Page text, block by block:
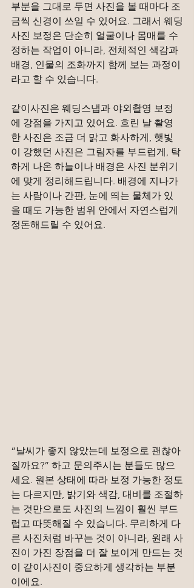
부분을 그대로 두면 사진을 볼 때마다 조
금씩 신경이 쓰일 수 있어요. 그래서 웨딩
사진 보정은 단순히 얼굴이나 몸매를 수
정하는 작업이 아니라, 전체적인 색감과
배경, 인물의 조화까지 함께 보는 과정이
라고 할 수 있습니다.
같이사진은 웨딩스냅과 야외촬영 보정
에 강점을 가지고 있어요. 흐린 날 촬영
한 사진은 조금 더 맑고 화사하게, 햇빛
이 강했던 사진은 그림자를 부드럽게, 탁
하게 나온 하늘이나 배경은 사진 분위기
에 맞게 정리해드립니다. 배경에 지나가
는 사람이나 간판, 눈에 띄는 물체가 있
을 때도 가능한 범위 안에서 자연스럽게
정돈해드릴 수 있어요.
“날씨가 좋지 않았는데 보정으로 괜찮아
질까요?” 하고 문의주시는 분들도 많으
세요. 원본 상태에 따라 보정 가능한 정도
는 다르지만, 밝기와 색감, 대비를 조절하
는 것만으로도 사진의 느낌이 훨씬 부드
럽고 따뜻해질 수 있습니다. 무리하게 다
른 사진처럼 바꾸는 것이 아니라, 원래 사
진이 가진 장점을 더 잘 보이게 만드는 것
이 같이사진이 중요하게 생각하는 부분
이에요.